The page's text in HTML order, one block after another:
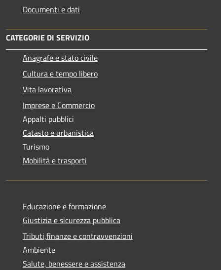
Documenti e dati
CATEGORIE DI SERVIZIO
Anagrafe e stato civile
Cultura e tempo libero
Vita lavorativa
Imprese e Commercio
Appalti pubblici
Catasto e urbanistica
Turismo
Mobilità e trasporti
Educazione e formazione
Giustizia e sicurezza pubblica
Tributi,finanze e contravvenzioni
Ambiente
Salute, benessere e assistenza